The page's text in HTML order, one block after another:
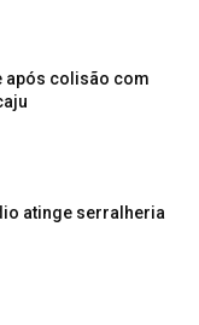
colisão com
atinge serralheria